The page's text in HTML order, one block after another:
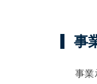
事
事業